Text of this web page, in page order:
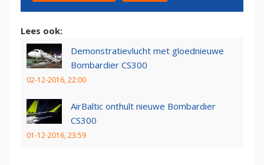
Lees ook:
Demonstratievlucht met gloednieuwe
Bombardier CS300
02-12-2016, 22:00
AirBaltic onthult nieuwe Bombardier
CS300
01-12-2016, 23:59